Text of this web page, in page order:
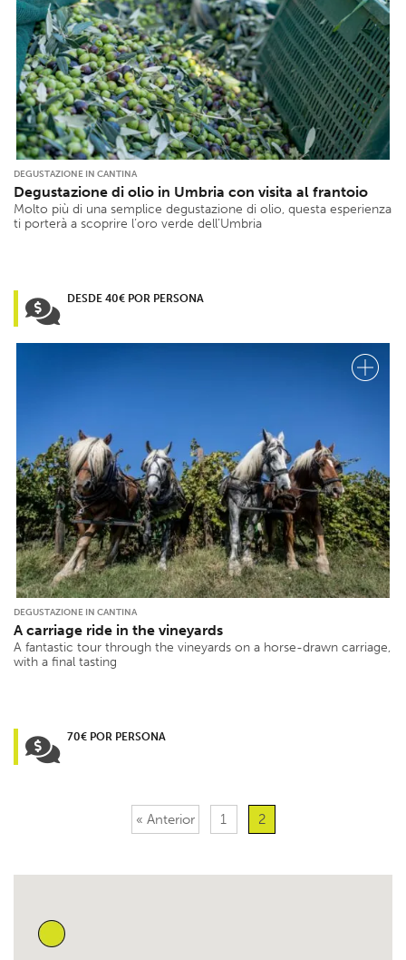
DEGUSTAZIONE IN CANTINA
Degustazione di olio in Umbria con visita al frantoio
Molto più di una semplice degustazione di olio, questa esperienza
ti porterà a scoprire l’oro verde dell’Umbria
DESDE 40€ POR PERSONA
DEGUSTAZIONE IN CANTINA
A carriage ride in the vineyards
A fantastic tour through the vineyards on a horse-drawn carriage,
with a final tasting
70€ POR PERSONA
« Anterior 1 2